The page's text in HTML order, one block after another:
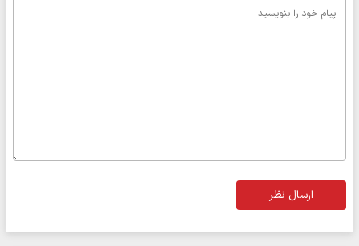
ارسال نظر